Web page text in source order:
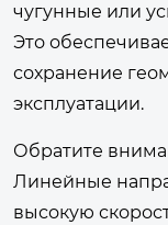
чугунные или
Это
сохранение
эксплуатации.
Обратите
Линейные
высокую